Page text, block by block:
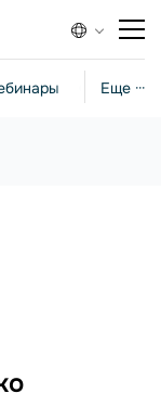
Еще ···
Стратегии